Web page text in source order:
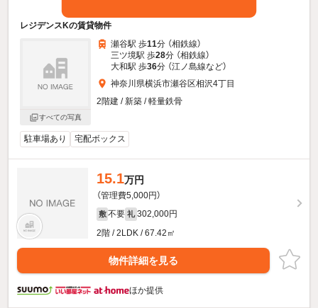
レジデンスKの賃貸物件
すべての写真
瀬谷駅 歩11分 （相鉄線）
三ツ境駅 歩28分 （相鉄線）
大和駅 歩36分 （江ノ島線など）
神奈川県横浜市瀬谷区相沢4丁目
2階建 / 新築 / 軽量鉄骨
駐車場あり 宅配ボックス
15.1万円
（管理費5,000円）
敷 不要 礼 302,000円
2階 / 2LDK / 67.42㎡
物件詳細を見る
ほか提供